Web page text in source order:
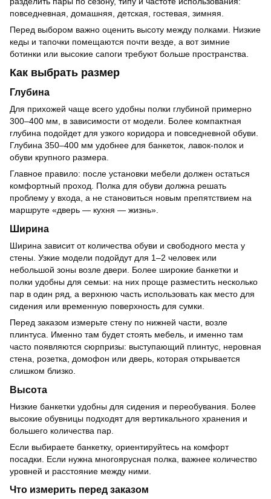
повседневная, домашняя, детская, гостевая, зимняя.
Перед выбором важно оценить высоту между полками. Низкие
кеды и тапочки помещаются почти везде, а вот зимние
ботинки или высокие сапоги требуют больше пространства.
Как выбрать размер
Глубина
Для прихожей чаще всего удобны полки глубиной примерно
300–400 мм, в зависимости от модели. Более компактная
глубина подойдет для узкого коридора и повседневной обуви.
Глубина 350–400 мм удобнее для банкеток, лавок-полок и
обуви крупного размера.
Главное правило: после установки мебели должен остаться
комфортный проход. Полка для обуви должна решать
проблему у входа, а не становиться новым препятствием на
маршруте «дверь — кухня — жизнь».
Ширина
Ширина зависит от количества обуви и свободного места у
стены. Узкие модели подойдут для 1–2 человек или
небольшой зоны возле двери. Более широкие банкетки и
полки удобны для семьи: на них проще разместить несколько
пар в один ряд, а верхнюю часть использовать как место для
сидения или временную поверхность для сумки.
Перед заказом измерьте стену по нижней части, возле
плинтуса. Именно там будет стоять мебель, и именно там
часто появляются сюрпризы: выступающий плинтус, неровная
стена, розетка, домофон или дверь, которая открывается
слишком близко.
Высота
Низкие банкетки удобны для сидения и переобувания. Более
высокие обувницы подходят для вертикального хранения и
большего количества пар.
Если выбираете банкетку, ориентируйтесь на комфорт
посадки. Если нужна многоярусная полка, важнее количество
уровней и расстояние между ними.
Что измерить перед заказом